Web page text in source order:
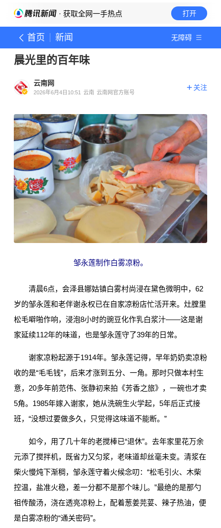
· 获取全网一手热点 打开
首页 新闻 无障碍
晨光里的百年味
云南网
2026年6月4日10:51 云南 云南网官方账号
关注
邹永莲制作白雾凉粉。
清晨6点，会泽县娜姑镇白雾村尚浸在黛色微明中，62
岁的邹永莲和老伴谢永权已在自家凉粉店忙活开来。灶膛里
松毛噼啪作响，浸泡8小时的豌豆化作乳白浆汁——这是谢
家延续112年的味道，也是邹永莲守了39年的日常。
谢家凉粉起源于1914年。邹永莲记得，早年奶奶卖凉粉
收的是“毛毛钱”，后来才涨到五分、一角。那时只做本村生
意，20多年前范伟、 张静初来拍《芳香之旅》，一碗也才卖
5角。1985年嫁入谢家，她从洗碗生火学起，5年后正式接
班，“没想过要做多久，只觉得这味道不能断。”
如今，用了几十年的老搅棒已“退休”。去年家里花万余
元添了搅拌机，既省力又匀浆，老味道却丝毫未变。清浆在
柴火慢炖下渐稠，邹永莲守着火候念叨：“松毛引火、木柴
控温，盐准火稳，差一分都不是那个味儿。”最绝的是那勺
祖传酸汤，浇在透亮凉粉上，配着葱姜芫荽、辣子热油，便
是白雾凉粉的“通关密码”。